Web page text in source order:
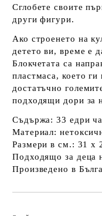
Сглобете своите
други фигури.
Ако строенето на
детето ви, време е
Блокчетата са
пластмаса, което ги
достатъчно
подходящи дори за
Съдържа: 33 едри
Материал:
Размери в см.: 31 x
Подходящо за деца
Произведено в